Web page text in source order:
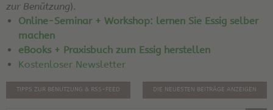
zur Benützung).
Online-Seminar + Workshop: lernen Sie Essig selber
machen
eBooks + Praxisbuch zum Essig herstellen
Kostenloser Newsletter
TIPPS ZUR BENUTZUNG & RSS-FEED DIE NEUESTEN BEITRÄGE ANZEIGEN